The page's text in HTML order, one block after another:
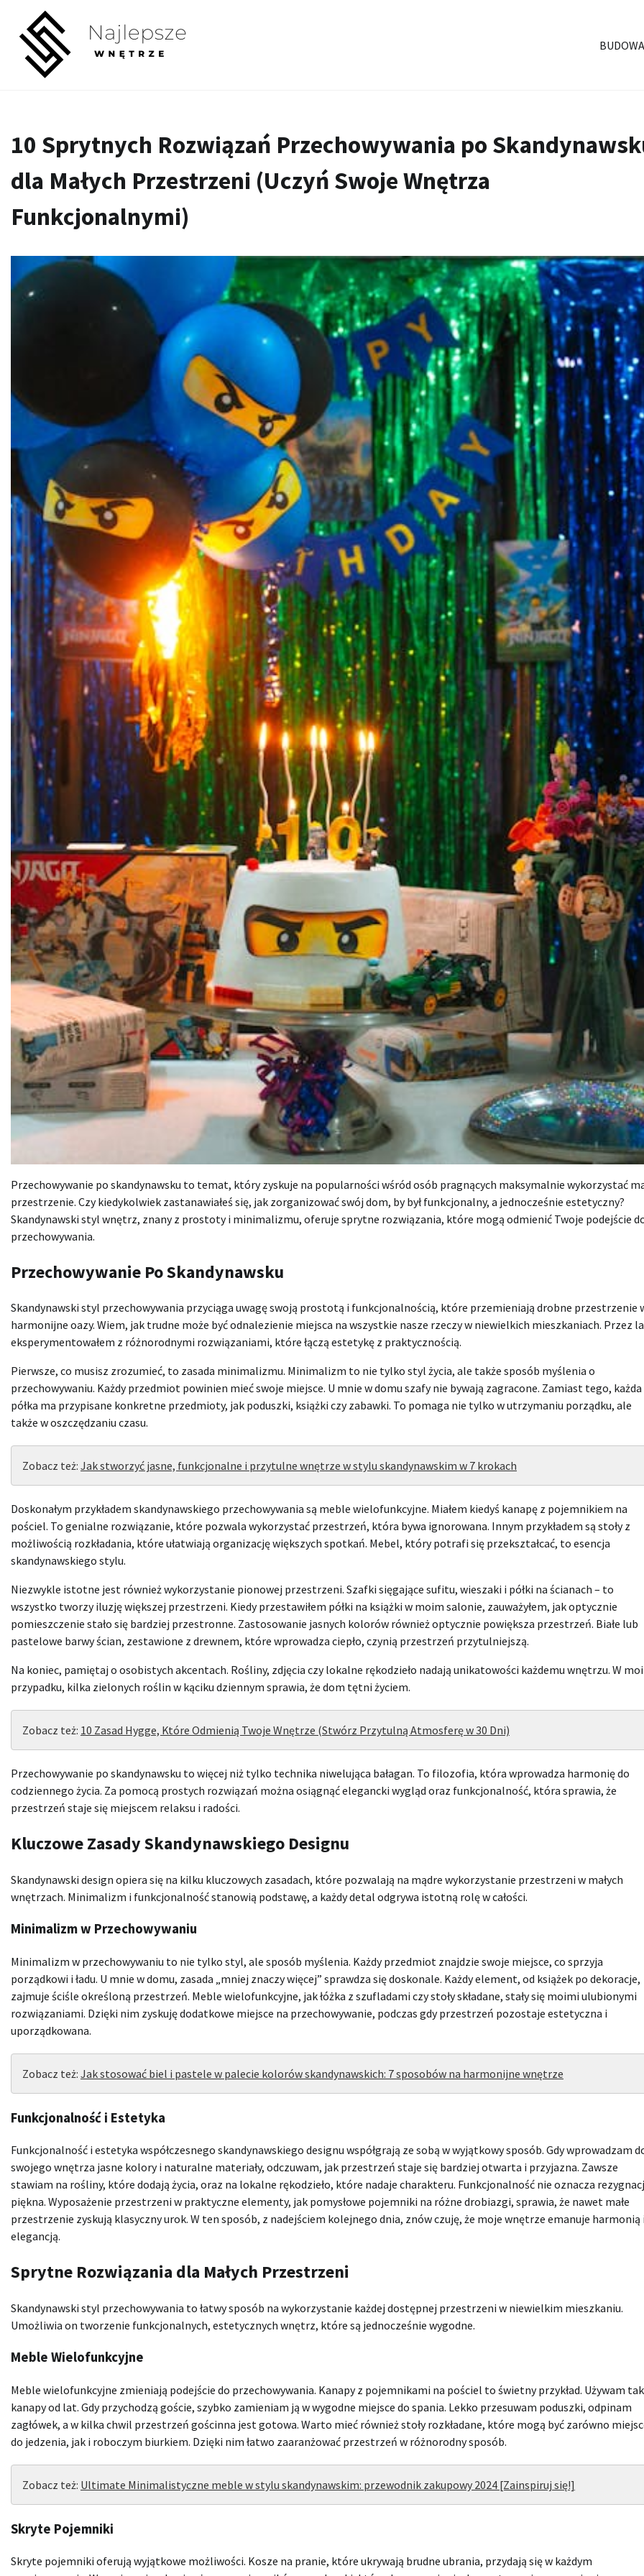
content
10 Sprytnych Rozwiązań Przechowywania po
dla Małych Przestrzeni (Uczyń Swoje Wnętrza
Funkcjonalnymi)
Przechowywanie po skandynawsku to temat, który zyskuje na popularności wśród osób pragnących maksymalnie wykorzystać
przestrzenie. Czy kiedykolwiek zastanawiałeś się, jak zorganizować swój dom, by był funkcjonalny, a jednocześnie estetyczny?
Skandynawski styl wnętrz, znany z prostoty i minimalizmu, oferuje sprytne rozwiązania, które mogą odmienić Twoje podejście
przechowywania.
Przechowywanie Po Skandynawsku
Skandynawski styl przechowywania przyciąga uwagę swoją prostotą i funkcjonalnością, które przemieniają drobne przestrzenie
harmonijne oazy. Wiem, jak trudne może być odnalezienie miejsca na wszystkie nasze rzeczy w niewielkich mieszkaniach. Przez
eksperymentowałem z różnorodnymi rozwiązaniami, które łączą estetykę z praktycznością.
Pierwsze, co musisz zrozumieć, to zasada minimalizmu. Minimalizm to nie tylko styl życia, ale także sposób myślenia o
przechowywaniu. Każdy przedmiot powinien mieć swoje miejsce. U mnie w domu szafy nie bywają zagracone. Zamiast tego, każda
półka ma przypisane konkretne przedmioty, jak poduszki, książki czy zabawki. To pomaga nie tylko w utrzymaniu porządku, ale
także w oszczędzaniu czasu.
Zobacz też: Jak stworzyć jasne, funkcjonalne i przytulne wnętrze w stylu skandynawskim w 7 krokach
Doskonałym przykładem skandynawskiego przechowywania są meble wielofunkcyjne. Miałem kiedyś kanapę z pojemnikiem na
pościel. To genialne rozwiązanie, które pozwala wykorzystać przestrzeń, która bywa ignorowana. Innym przykładem są stoły z
możliwością rozkładania, które ułatwiają organizację większych spotkań. Mebel, który potrafi się przekształcać, to esencja
skandynawskiego stylu.
Niezwykle istotne jest również wykorzystanie pionowej przestrzeni. Szafki sięgające sufitu, wieszaki i półki na ścianach – to
wszystko tworzy iluzję większej przestrzeni. Kiedy przestawiłem półki na książki w moim salonie, zauważyłem, jak optycznie
pomieszczenie stało się bardziej przestronne. Zastosowanie jasnych kolorów również optycznie powiększa przestrzeń. Białe lub
pastelowe barwy ścian, zestawione z drewnem, które wprowadza ciepło, czynią przestrzeń przytulniejszą.
Na koniec, pamiętaj o osobistych akcentach. Rośliny, zdjęcia czy lokalne rękodzieło nadają unikatowości każdemu wnętrzu. W
przypadku, kilka zielonych roślin w kąciku dziennym sprawia, że dom tętni życiem.
Zobacz też: 10 Zasad Hygge, Które Odmienią Twoje Wnętrze (Stwórz Przytulną Atmosferę w 30 Dni)
Przechowywanie po skandynawsku to więcej niż tylko technika niwelująca bałagan. To filozofia, która wprowadza harmonię do
codziennego życia. Za pomocą prostych rozwiązań można osiągnąć elegancki wygląd oraz funkcjonalność, która sprawia, że
przestrzeń staje się miejscem relaksu i radości.
Kluczowe Zasady Skandynawskiego Designu
Skandynawski design opiera się na kilku kluczowych zasadach, które pozwalają na mądre wykorzystanie przestrzeni w małych
wnętrzach. Minimalizm i funkcjonalność stanowią podstawę, a każdy detal odgrywa istotną rolę w całości.
Minimalizm w Przechowywaniu
Minimalizm w przechowywaniu to nie tylko styl, ale sposób myślenia. Każdy przedmiot znajdzie swoje miejsce, co sprzyja
porządkowi i ładu. U mnie w domu, zasada „mniej znaczy więcej” sprawdza się doskonale. Każdy element, od książek po dekoracje,
zajmuje ściśle określoną przestrzeń. Meble wielofunkcyjne, jak łóżka z szufladami czy stoły składane, stały się moimi ulubionymi
rozwiązaniami. Dzięki nim zyskuję dodatkowe miejsce na przechowywanie, podczas gdy przestrzeń pozostaje estetyczna i
uporządkowana.
Zobacz też: Jak stosować biel i pastele w palecie kolorów skandynawskich: 7 sposobów na harmonijne wnętrze
Funkcjonalność i Estetyka
Funkcjonalność i estetyka współczesnego skandynawskiego designu współgrają ze sobą w wyjątkowy sposób. Gdy wprowadzam
swojego wnętrza jasne kolory i naturalne materiały, odczuwam, jak przestrzeń staje się bardziej otwarta i przyjazna. Zawsze
stawiam na rośliny, które dodają życia, oraz na lokalne rękodzieło, które nadaje charakteru. Funkcjonalność nie oznacza
piękna. Wyposażenie przestrzeni w praktyczne elementy, jak pomysłowe pojemniki na różne drobiazgi, sprawia, że nawet małe
przestrzenie zyskują klasyczny urok. W ten sposób, z nadejściem kolejnego dnia, znów czuję, że moje wnętrze emanuje harmonią
elegancją.
Sprytne Rozwiązania dla Małych Przestrzeni
Skandynawski styl przechowywania to łatwy sposób na wykorzystanie każdej dostępnej przestrzeni w niewielkim mieszkaniu.
Umożliwia on tworzenie funkcjonalnych, estetycznych wnętrz, które są jednocześnie wygodne.
Meble Wielofunkcyjne
Meble wielofunkcyjne zmieniają podejście do przechowywania. Kanapy z pojemnikami na pościel to świetny przykład. Używam
kanapy od lat. Gdy przychodzą goście, szybko zamieniam ją w wygodne miejsce do spania. Lekko przesuwam poduszki, odpinam
zagłówek, a w kilka chwil przestrzeń gościnna jest gotowa. Warto mieć również stoły rozkładane, które mogą być zarówno
do jedzenia, jak i roboczym biurkiem. Dzięki nim łatwo zaaranżować przestrzeń w różnorodny sposób.
Zobacz też: Ultimate Minimalistyczne meble w stylu skandynawskim: przewodnik zakupowy 2024 [Zainspiruj się!]
Skryte Pojemniki
Skryte pojemniki oferują wyjątkowe możliwości. Kosze na pranie, które ukrywają brudne ubrania, przydają się w każdym